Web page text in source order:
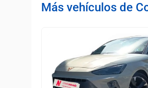
Más vehículos de